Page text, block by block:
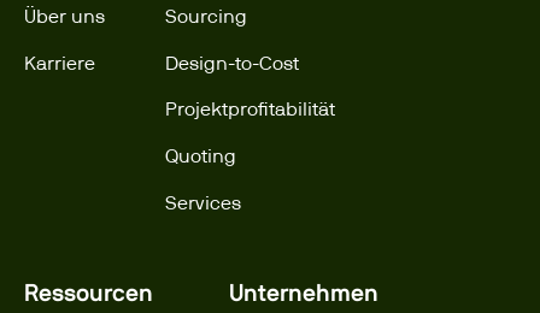
Über uns
Karriere
Sourcing
Design-to-Cost
Projektprofitabilität
Quoting
Services
Ressourcen Unternehmen